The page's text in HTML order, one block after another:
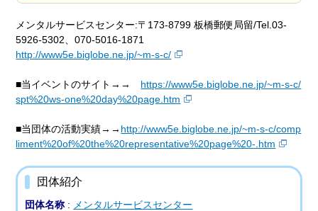
メンタルサービスセンター:〒173-8799 板橋郵便局留/Tel.03-
5926-5302、070-5016-1871
http://www5e.biglobe.ne.jp/~m-s-c/
■当イベントのサイト→→ https://www5e.biglobe.ne.jp/~m-s-c/
spt%20ws-one%20day%20page.htm
■当団体の活動実績→→ http://www5e.biglobe.ne.jp/~m-s-c/comp
liment%20of%20the%20representative%20page%20-.htm
団体紹介
団体名称 : メンタルサービスセンター